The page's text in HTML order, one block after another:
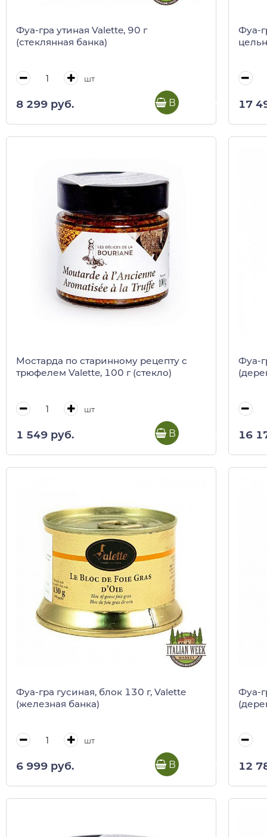
Фуа-гра утиная Valette, 90 г
(стеклянная банка)
шт
8 299 руб. В корзину
Фуа-
17
Мостарда по старинному рецепту c
трюфелем Valette, 100 г (стекло)
шт
1 549 руб. В корзину
Фуа-
16
Фуа-гра гусиная, блок 130 г, Valette
(железная банка)
шт
6 999 руб. В корзину
Фуа-
12